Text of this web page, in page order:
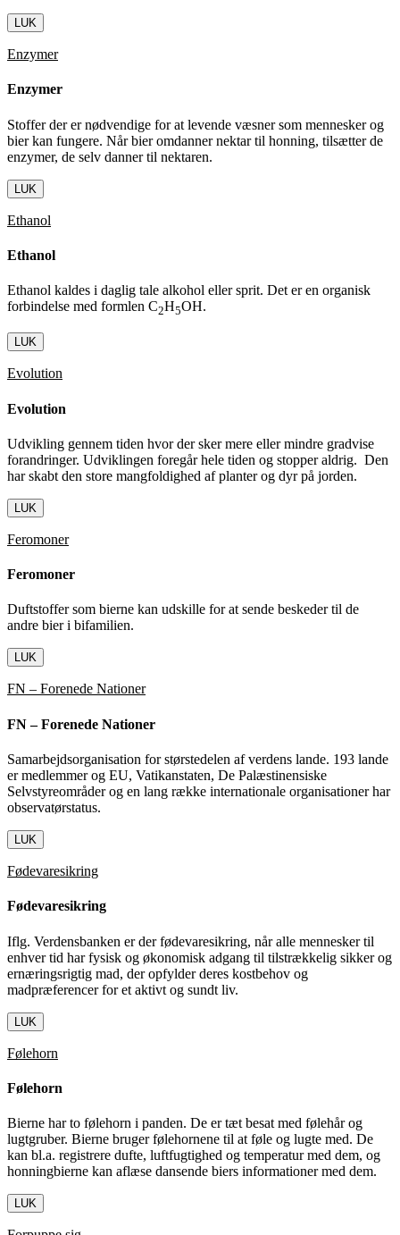
LUK
Enzymer
Enzymer
Stoffer der er nødvendige for at levende væsner som mennesker og
bier kan fungere. Når bier omdanner nektar til honning, tilsætter de
enzymer, de selv danner til nektaren.
LUK
Ethanol
Ethanol
Ethanol kaldes i daglig tale alkohol eller sprit. Det er en organisk
forbindelse med formlen C2H5OH.
LUK
Evolution
Evolution
Udvikling gennem tiden hvor der sker mere eller mindre gradvise
forandringer. Udviklingen foregår hele tiden og stopper aldrig. Den
har skabt den store mangfoldighed af planter og dyr på jorden.
LUK
Feromoner
Feromoner
Duftstoffer som bierne kan udskille for at sende beskeder til de
andre bier i bifamilien.
LUK
FN – Forenede Nationer
FN – Forenede Nationer
Samarbejdsorganisation for størstedelen af verdens lande. 193 lande
er medlemmer og EU, Vatikanstaten, De Palæstinensiske
Selvstyreområder og en lang række internationale organisationer har
observatørstatus.
LUK
Fødevaresikring
Fødevaresikring
Iflg. Verdensbanken er der fødevaresikring, når alle mennesker til
enhver tid har fysisk og økonomisk adgang til tilstrækkelig sikker og
ernæringsrigtig mad, der opfylder deres kostbehov og
madpræferencer for et aktivt og sundt liv.
LUK
Følehorn
Følehorn
Bierne har to følehorn i panden. De er tæt besat med følehår og
lugtgruber. Bierne bruger følehornene til at føle og lugte med. De
kan bl.a. registrere dufte, luftfugtighed og temperatur med dem, og
honningbierne kan aflæse dansende biers informationer med dem.
LUK